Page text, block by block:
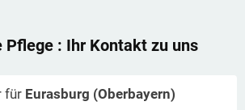
Pflege : Ihr Kontakt zu uns
für Eurasburg (Oberbayern)